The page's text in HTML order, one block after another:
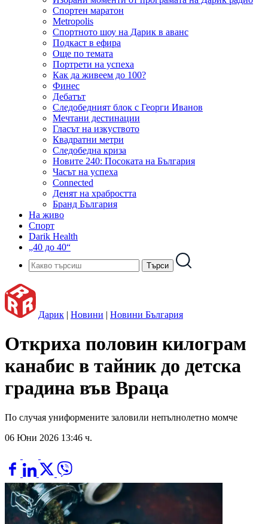
Спортен маратон
Metropolis
Спортното шоу на Дарик в аванс
Подкаст в ефира
Още по темата
Портрети на успеха
Как да живеем до 100?
Финес
Дебатът
Следобедният блок с Георги Иванов
Мечтани дестинации
Гласът на изкуството
Квадратни метри
Следобедна криза
Новите 240: Посоката на България
Часът на успеха
Connected
Денят на храбростта
Бранд България
На живо
Спорт
Darik Health
„40 до 40“
Дарик | Новини | Новини България
Откриха половин килограм
канабис в тайник до детска
градина във Враца
По случая униформените заловили непълнолетно момче
06 Юни 2026 13:46 ч.